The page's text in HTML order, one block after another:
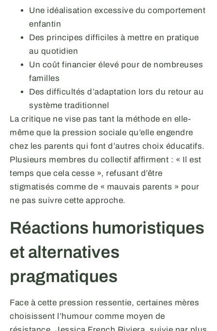
Une idéalisation excessive du comportement
enfantin
Des principes difficiles à mettre en pratique
au quotidien
Un coût financier élevé pour de nombreuses
familles
Des difficultés d’adaptation lors du retour au
système traditionnel
La critique ne vise pas tant la méthode en elle-
même que la pression sociale qu’elle engendre
chez les parents qui font d’autres choix éducatifs.
Plusieurs membres du collectif affirment : « Il est
temps que cela cesse », refusant d’être
stigmatisés comme de « mauvais parents » pour
ne pas suivre cette approche.
Réactions humoristiques
et alternatives
pragmatiques
Face à cette pression ressentie, certaines mères
choisissent l’humour comme moyen de